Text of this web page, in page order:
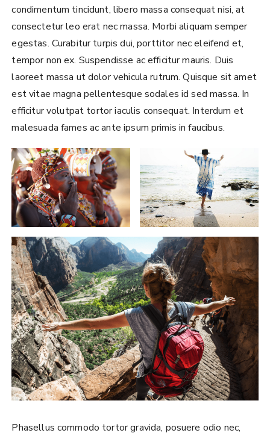
condimentum tincidunt, libero massa consequat nisi, at
consectetur leo erat nec massa. Morbi aliquam semper
egestas. Curabitur turpis dui, porttitor nec eleifend et,
tempor non ex. Suspendisse ac efficitur mauris. Duis
laoreet massa ut dolor vehicula rutrum. Quisque sit amet
est vitae magna pellentesque sodales id sed massa. In
efficitur volutpat tortor iaculis consequat. Interdum et
malesuada fames ac ante ipsum primis in faucibus.
Phasellus commodo tortor gravida, posuere odio nec,